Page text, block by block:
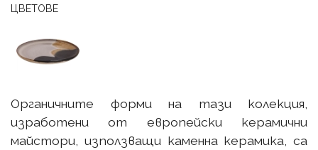
ЦВЕТОВЕ
Органичните форми на тази колекция,
изработени от европейски керамични
майстори, използващи каменна керамика, са